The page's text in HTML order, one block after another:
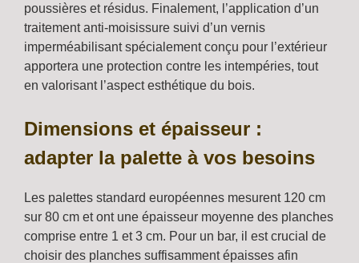
poussières et résidus. Finalement, l’application d’un
traitement anti-moisissure suivi d’un vernis
imperméabilisant spécialement conçu pour l’extérieur
apportera une protection contre les intempéries, tout
en valorisant l’aspect esthétique du bois.
Dimensions et épaisseur :
adapter la palette à vos besoins
Les palettes standard européennes mesurent 120 cm
sur 80 cm et ont une épaisseur moyenne des planches
comprise entre 1 et 3 cm. Pour un bar, il est crucial de
choisir des planches suffisamment épaisses afin